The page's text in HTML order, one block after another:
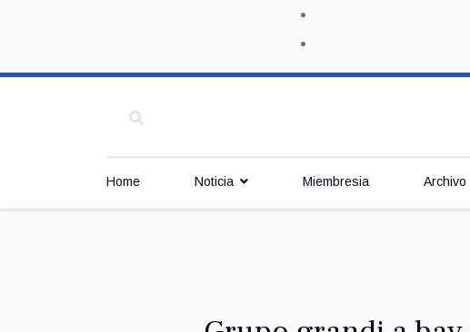
Home Noticia Miembresia Archivo